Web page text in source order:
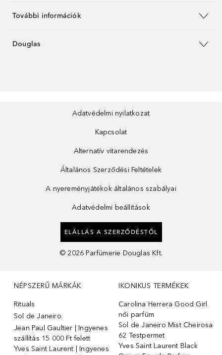
További információk
Douglas
Adatvédelmi nyilatkozat
Kapcsolat
Alternatív vitarendezés
Általános Szerződési Feltételek
A nyereményjátékok általános szabályai
Adatvédelmi beállítások
ELÁLLÁS A SZERZŐDÉSTŐL
© 2026 Parfümerie Douglas Kft.
NÉPSZERŰ MÁRKÁK
Rituals
Sol de Janeiro
Jean Paul Gaultier | Ingyenes
szállítás 15 000 Ft felett
Yves Saint Laurent | Ingyenes
IKONIKUS TERMÉKEK
Carolina Herrera Good Girl
női parfüm
Sol de Janeiro Mist Cheirosa
62 Testpermet
Yves Saint Laurent Black